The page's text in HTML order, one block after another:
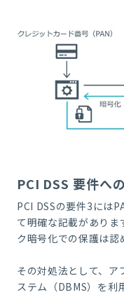
PCI DSS 要件へ
PCI DSSの要件3には
て明確な記載がありま
ク暗号化での保護は認
その対処法として、ア
ステム（DBMS）を利